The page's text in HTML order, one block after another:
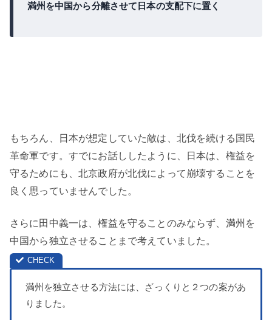
満州を中国から分離させて日本の支配下に置く
もちろん、日本が想定していた敵は、北伐を続ける国民
革命軍です。すでにお話ししたように、日本は、権益を
守るためにも、北京政府が北伐によって崩壊することを
良く思っていませんでした。
さらに田中義一は、権益を守ることのみならず、満州を
中国から独立させることまで考えていました。
満州を独立させる方法には、ざっくりと２つの案があ
りました。